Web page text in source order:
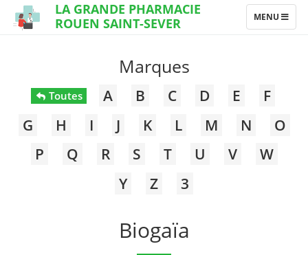
LA GRANDE PHARMACIE
ROUEN SAINT-SEVER
TOGGLE
NAVIGATION
MENU
Marques
Toutes A B C D E
F
G
H I J K L M N
O
P
Q R S T U V
W
Y
Z 3
Biogaïa